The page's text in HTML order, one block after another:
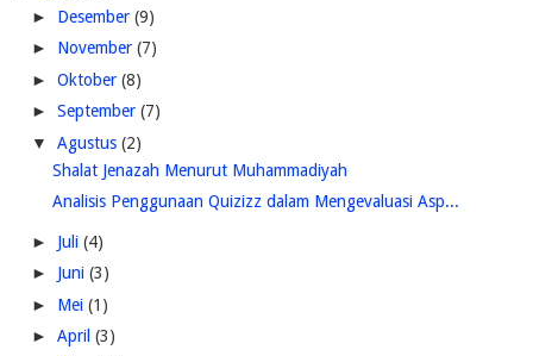
► Desember (9)
► November (7)
► Oktober (8)
► September (7)
▼ Agustus (2)
Shalat Jenazah Menurut Muhammadiyah
Analisis Penggunaan Quizizz dalam Mengevaluasi Asp...
► Juli (4)
► Juni (3)
► Mei (1)
► April (3)